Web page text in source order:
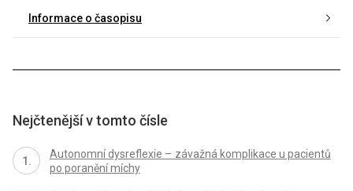
Informace o časopisu
Nejčtenější v tomto čísle
Autonomní dysreflexie – závažná komplikace u pacientů
po poranění míchy